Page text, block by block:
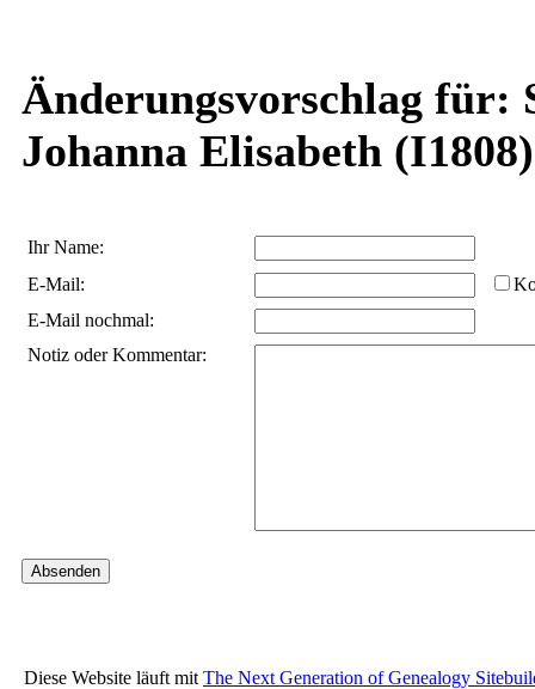
Änderungsvorschlag für:
Johanna Elisabeth (I1808)
Ihr Name:
E-Mail:
E-Mail nochmal:
Notiz oder Kommentar:
Diese Website läuft mit The Next Generation of Genealogy